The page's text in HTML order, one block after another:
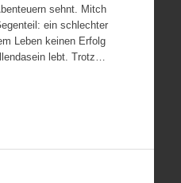
sehnt. Mitch
ein schlechter
Leben keinen Erfolg
lebt. Trotz…